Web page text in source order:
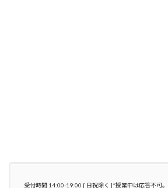
受付時間 14:00-19:00 [ 日祝除く ]*授業中は応答不可